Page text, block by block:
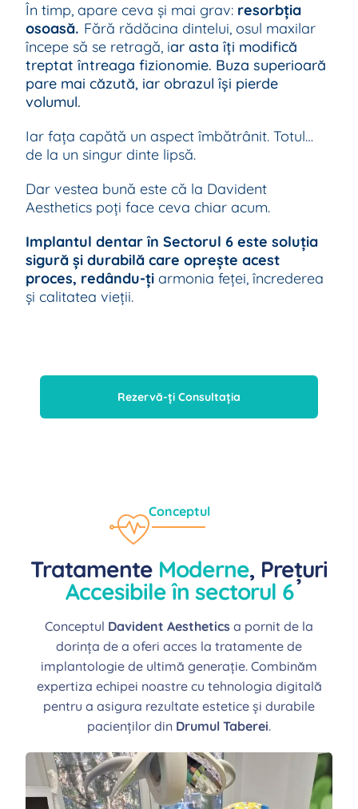
În timp, apare ceva și mai grav: resorbția
osoasă. Fără rădăcina dintelui, osul maxilar
începe să se retragă, iar asta îți modifică
treptat întreaga fizionomie. Buza superioară
pare mai căzută, iar obrazul își pierde
volumul.
Iar fața capătă un aspect îmbătrânit. Totul…
de la un singur dinte lipsă.
Dar vestea bună este că la Davident
Aesthetics poți face ceva chiar acum.
Implantul dentar în Sectorul 6 este soluția
sigură și durabilă care oprește acest
proces, redându-țiarmonia feței, încrederea
și calitatea vieții.
Rezervă-ți Consultația
Conceptul
Tratamente Moderne, Prețuri
Accesibile în sectorul 6
Conceptul Davident Aesthetics a pornit de la
dorința de a oferi acces la tratamente de
implantologie de ultimă generație. Combinăm
expertiza echipei noastre cu tehnologia digitală
pentru a asigura rezultate estetice și durabile
pacienților din Drumul Taberei.